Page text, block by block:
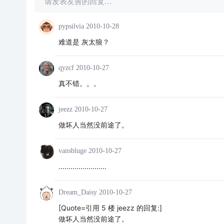
pypsilvia 2010-10-28
难道是 灰太狼？
qyzcf 2010-10-27
真不错。。。
jeezz 2010-10-27
做坏人当然没前途了。
vansbluge 2010-10-27
........................
Dream_Daisy 2010-10-27
[Quote=引用 5 楼 jeezz 的回复:]
做坏人当然没前途了。